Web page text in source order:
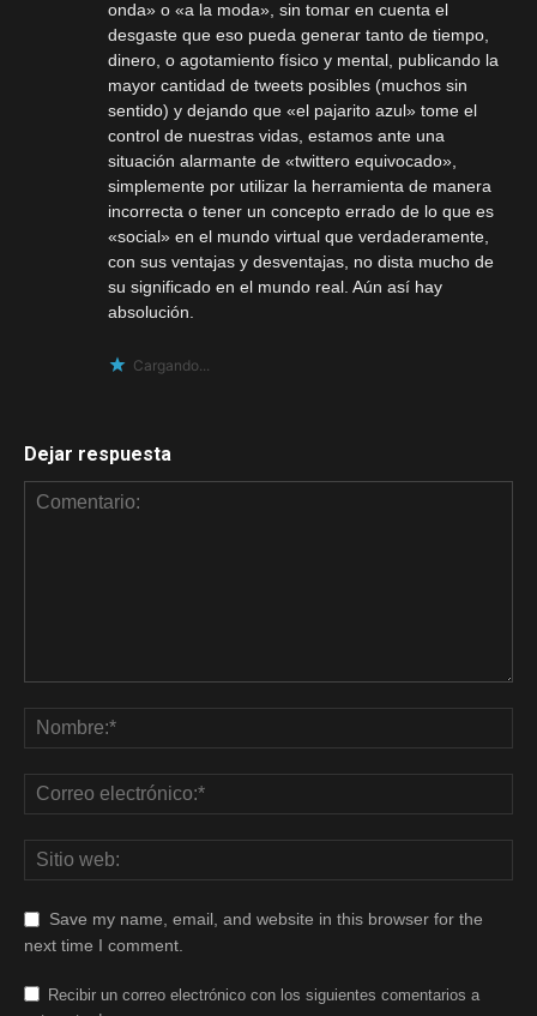
onda» o «a la moda», sin tomar en cuenta el
desgaste que eso pueda generar tanto de tiempo,
dinero, o agotamiento físico y mental, publicando la
mayor cantidad de tweets posibles (muchos sin
sentido) y dejando que «el pajarito azul» tome el
control de nuestras vidas, estamos ante una
situación alarmante de «twittero equivocado»,
simplemente por utilizar la herramienta de manera
incorrecta o tener un concepto errado de lo que es
«social» en el mundo virtual que verdaderamente,
con sus ventajas y desventajas, no dista mucho de
su significado en el mundo real. Aún así hay
absolución.
Cargando...
Dejar respuesta
Save my name, email, and website in this browser for the
next time I comment.
Recibir un correo electrónico con los siguientes comentarios a